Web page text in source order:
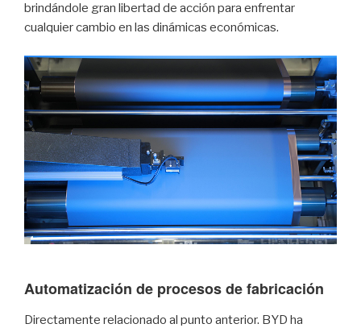
brindándole gran libertad de acción para enfrentar
cualquier cambio en las dinámicas económicas.
Automatización de procesos de fabricación
Directamente relacionado al punto anterior. BYD ha